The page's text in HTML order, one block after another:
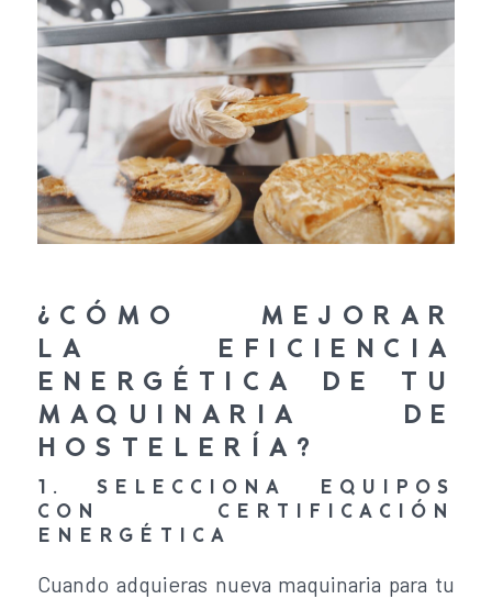
¿CÓMO MEJORAR
LA EFICIENCIA
ENERGÉTICA DE TU
MAQUINARIA DE
HOSTELERÍA?
1. SELECCIONA EQUIPOS
CON CERTIFICACIÓN
ENERGÉTICA
Cuando adquieras nueva maquinaria para tu